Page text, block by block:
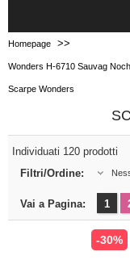
Homepage >>
Wonders H-6710 Sauvag
Scarpe Wonders
Individuati 120 prodotti
Filtri/Ordine:
Vai a Pagina: 1
-30%